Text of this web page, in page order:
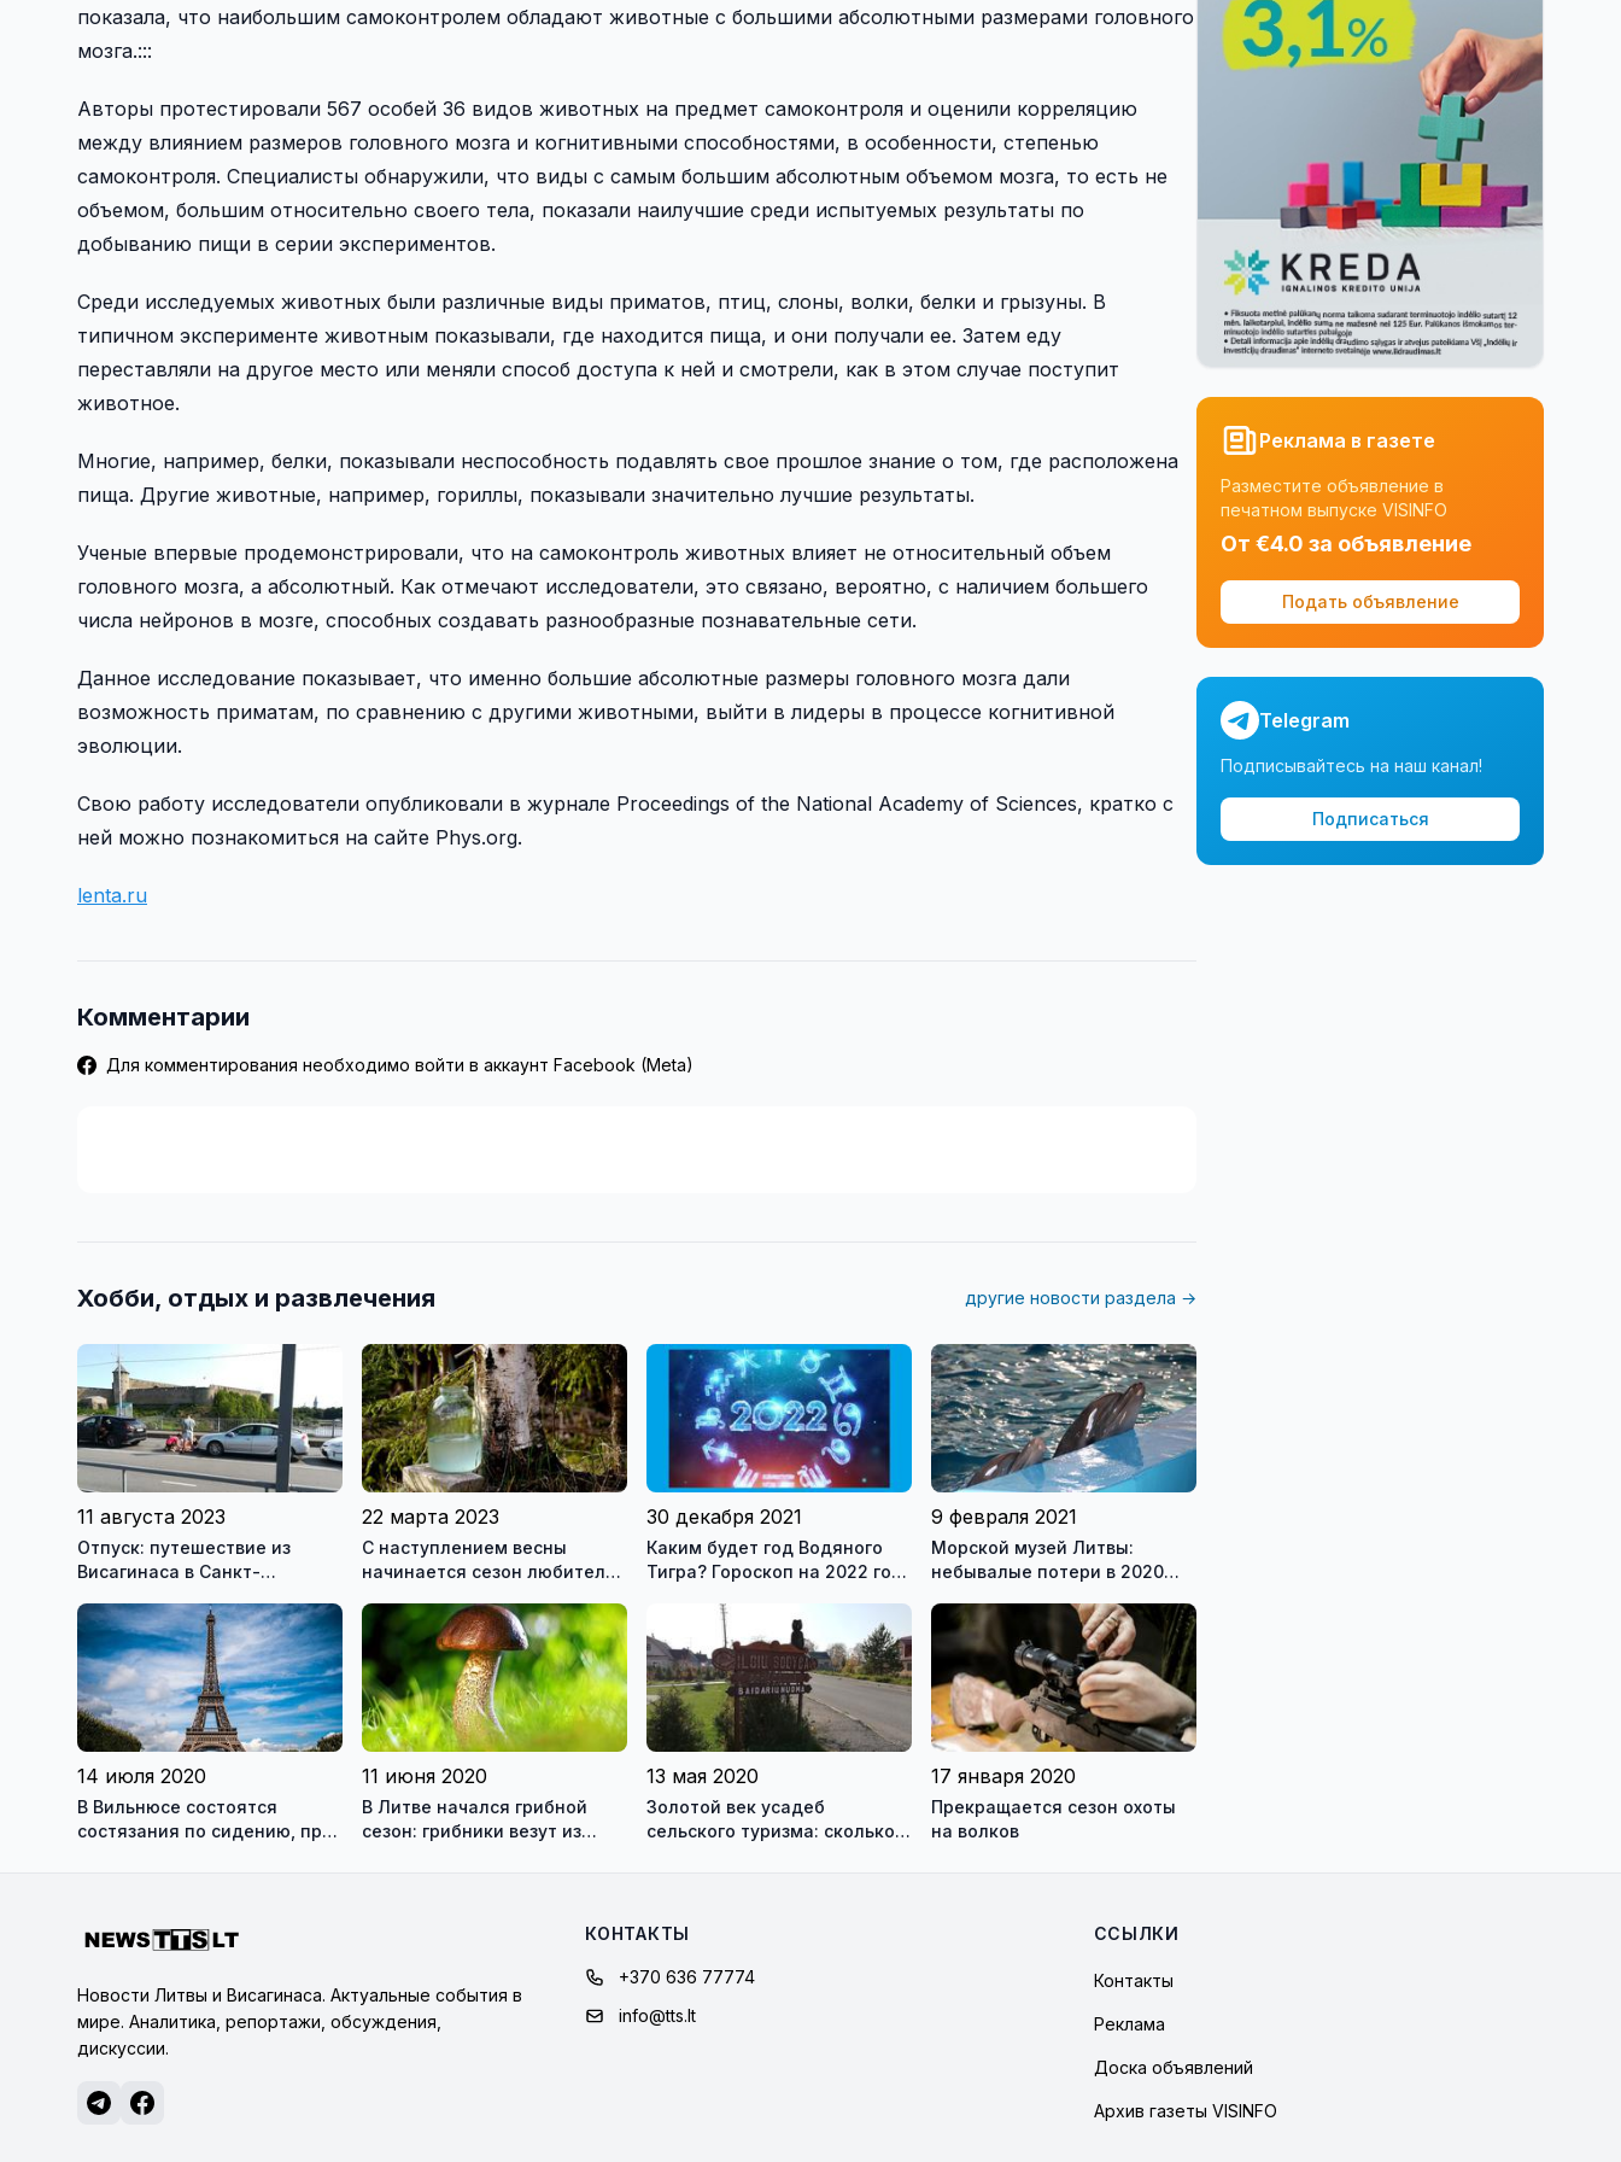
показала, что наибольшим самоконтролем обладают животные с большими абсолютными размерами головного
мозга.:::
Авторы протестировали 567 особей 36 видов животных на предмет самоконтроля и оценили корреляцию
между влиянием размеров головного мозга и когнитивными способностями, в особенности, степенью
самоконтроля. Специалисты обнаружили, что виды с самым большим абсолютным объемом мозга, то есть не
объемом, большим относительно своего тела, показали наилучшие среди испытуемых результаты по
добыванию пищи в серии экспериментов.
Среди исследуемых животных были различные виды приматов, птиц, слоны, волки, белки и грызуны. В
типичном эксперименте животным показывали, где находится пища, и они получали ее. Затем еду
переставляли на другое место или меняли способ доступа к ней и смотрели, как в этом случае поступит
животное.
Многие, например, белки, показывали неспособность подавлять свое прошлое знание о том, где расположена
пища. Другие животные, например, гориллы, показывали значительно лучшие результаты.
Ученые впервые продемонстрировали, что на самоконтроль животных влияет не относительный объем
головного мозга, а абсолютный. Как отмечают исследователи, это связано, вероятно, с наличием большего
числа нейронов в мозге, способных создавать разнообразные познавательные сети.
Данное исследование показывает, что именно большие абсолютные размеры головного мозга дали
возможность приматам, по сравнению с другими животными, выйти в лидеры в процессе когнитивной
эволюции.
Свою работу исследователи опубликовали в журнале Proceedings of the National Academy of Sciences, кратко с
ней можно познакомиться на сайте Phys.org.
lenta.ru
Комментарии
Для комментирования необходимо войти в аккаунт Facebook (Meta)
Хобби, отдых и развлечения другие новости раздела →
11 августа 2023
Отпуск: путешествие из
Висагинаса в Санкт-
границы
22 марта 2023
С наступлением весны
начинается сезон любителей
30 декабря 2021
Каким будет год Водяного
Тигра? Гороскоп на 2022 год
9 февраля 2021
Морской музей Литвы:
небывалые потери в 2020
на будущее
14 июля 2020
В Вильнюсе состоятся
состязания по сидению, приз
11 июня 2020
В Литве начался грибной
сезон: грибники везут из
13 мая 2020
Золотой век усадеб
сельского туризма: сколько
17 января 2020
Прекращается сезон охоты
на волков
Реклама в газете
Разместите объявление в
печатном выпуске VISINFO
От €4.0 за объявление
Подать объявление
Telegram
Подписывайтесь на наш канал!
Подписаться
Новости Литвы и Висагинаса. Актуальные события в
мире. Аналитика, репортажи, обсуждения,
дискуссии.
КОНТАКТЫ
+370 636 77774
info@tts.lt
ССЫЛКИ
Контакты
Реклама
Доска объявлений
Архив газеты VISINFO